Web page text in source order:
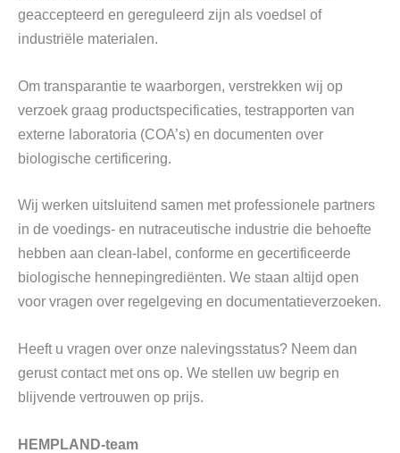
geaccepteerd en gereguleerd zijn als voedsel of
industriële materialen.
Om transparantie te waarborgen, verstrekken wij op
verzoek graag productspecificaties, testrapporten van
externe laboratoria (COA’s) en documenten over
biologische certificering.
Wij werken uitsluitend samen met professionele partners
in de voedings- en nutraceutische industrie die behoefte
hebben aan clean-label, conforme en gecertificeerde
biologische hennepingrediënten. We staan ​​altijd open
voor vragen over regelgeving en documentatieverzoeken.
Heeft u vragen over onze nalevingsstatus? Neem dan
gerust contact met ons op. We stellen uw begrip en
blijvende vertrouwen op prijs.
HEMPLAND-team